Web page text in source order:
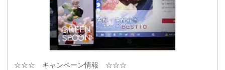
☆☆☆ キャンペーン情報 ☆☆☆